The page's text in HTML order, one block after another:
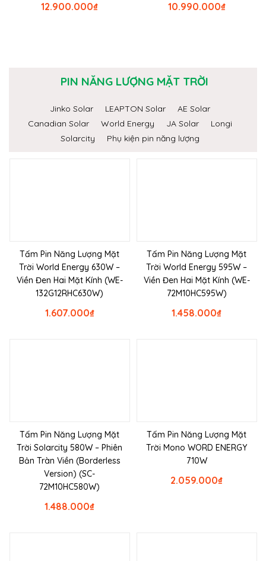
₫
12.900.000 ₫
10.990.000
PIN NĂNG LƯỢNG MẶT TRỜI
Jinko Solar LEAPTON Solar
AE Solar
Canadian Solar
World Energy JA Solar
Longi
Solarcity
Phụ kiện pin năng lượng
Tấm Pin Năng Lượng Mặt
Trời World Energy 630W –
Viền Đen Hai Mặt Kính (WE-
132G12RHC630W)
₫
1.607.000
Tấm Pin Năng Lượng Mặt
Trời World Energy 595W –
Viền Đen Hai Mặt Kính (WE-
72M10HC595W)
₫
1.458.000
Tấm Pin Năng Lượng Mặt
Trời Solarcity 580W – Phiên
Bản Tràn Viền (Borderless
Version) (SC-
72M10HC580W)
₫
1.488.000
Tấm Pin Năng Lượng Mặt
Trời Mono WORD ENERGY
710W
₫
2.059.000